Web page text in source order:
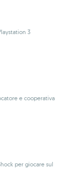
3
e cooperativa
per giocare sul